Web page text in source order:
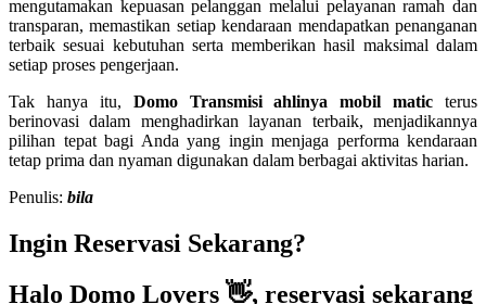
mengutamakan kepuasan pelanggan melalui pelayanan ramah dan
transparan, memastikan setiap kendaraan mendapatkan penanganan
terbaik sesuai kebutuhan serta memberikan hasil maksimal dalam
setiap proses pengerjaan.
Tak hanya itu, Domo Transmisi ahlinya mobil matic terus
berinovasi dalam menghadirkan layanan terbaik, menjadikannya
pilihan tepat bagi Anda yang ingin menjaga performa kendaraan
tetap prima dan nyaman digunakan dalam berbagai aktivitas harian.
Penulis: bila
Ingin Reservasi Sekarang?
Halo Domo Lovers 👋, reservasi sekarang